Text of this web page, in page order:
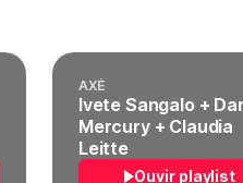
AXÉ
Ivete Sangalo +
Mercury + Claudia
Leitte
Ouvir playlist